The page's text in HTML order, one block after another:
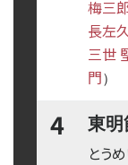
梅三
長左久
三世
門）
4 東明
とう